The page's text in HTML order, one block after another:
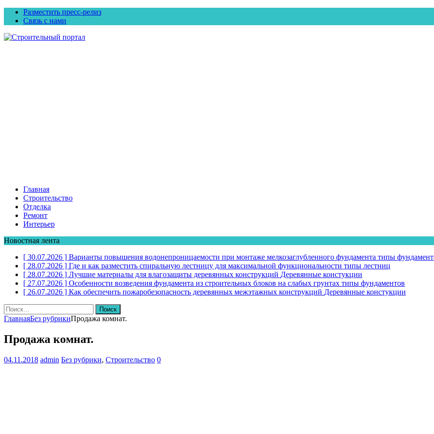
Разместить пресс-релиз
Связь с нами
Главная
Строительство
Отделка
Ремонт
Интерьер
Новостная лента
[ 30.07.2026 ] Варианты повышения водонепроницаемости при монтаже мелкозаглубленного фундамента типы
[ 28.07.2026 ] Где и как разместить спиральную лестницу для максимальной функциональности типы лестниц
[ 28.07.2026 ] Лучшие материалы для влагозащиты деревянных конструкций Деревянные констукции
[ 27.07.2026 ] Особенности возведения фундамента из строительных блоков на слабых грунтах типы фундаментов
[ 26.07.2026 ] Как обеспечить пожаробезопасность деревянных межэтажных конструкций Деревянные констукции
Найти:
ГлавнаяБез рубрикиПродажа комнат.
Продажа комнат.
04.11.2018 admin Без рубрики, Строительство 0